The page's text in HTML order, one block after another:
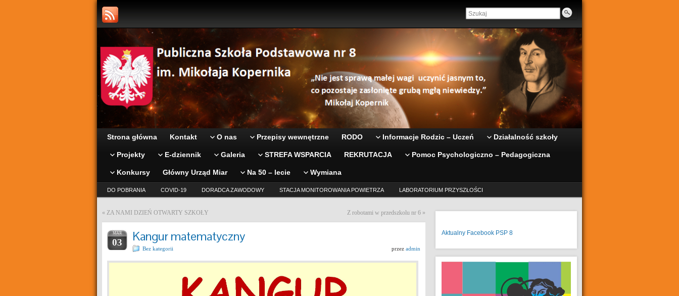
Strona główna Kontakt O nas Przepisy wewnętrzne RODO Informacje Rodzic – Uczeń Działalność szkoły
Projekty E-dziennik Galeria STREFA WSPARCIA REKRUTACJA Pomoc Psychologiczno – Pedagogiczna
Konkursy Główny Urząd Miar Na 50 – lecie Wymiana
DO POBRANIA COVID-19 DORADCA ZAWODOWY STACJA MONITOROWANIA POWIETRZA LABORATORIUM PRZYSZŁOŚCI
« ZA NAMI DZIEŃ OTWARTY SZKOŁY Z robotami w przedszkolu nr 6 »
MAR
03 Kangur matematyczny
Bez kategorii przez admin
Aktualny Facebook PSP 8